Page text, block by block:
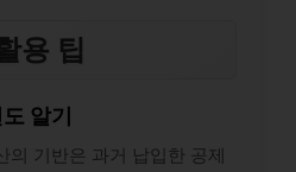
용 팁
알기
의 기반은 과거 납입한 공제